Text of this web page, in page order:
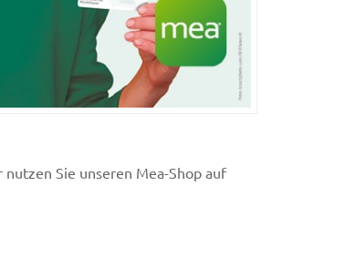
Sie unseren Mea-Shop auf